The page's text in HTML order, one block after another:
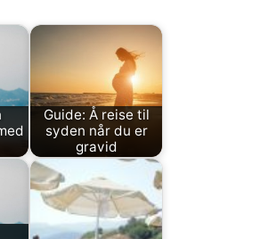
Guide: Å reise til
syden når du er
gravid